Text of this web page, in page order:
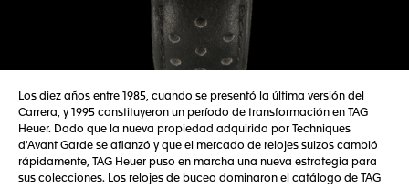
Los diez años entre 1985, cuando se presentó la última versión del
Carrera, y 1995 constituyeron un período de transformación en TAG
Heuer. Dado que la nueva propiedad adquirida por Techniques
d'Avant Garde se afianzó y que el mercado de relojes suizos cambió
rápidamente, TAG Heuer puso en marcha una nueva estrategia para
sus colecciones. Los relojes de buceo dominaron el catálogo de TAG